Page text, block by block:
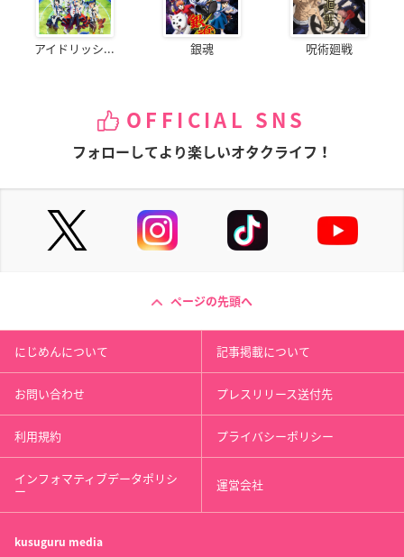
アイドリッシ... 銀魂 呪術廻戦
OFFICIAL SNS
フォローしてより楽しいオタクライフ！
ページの先頭へ
にじめんについて 記事掲載について
お問い合わせ プレスリリース送付先
利用規約 プライバシーポリシー
インフォマティブデータポリシ
ー 運営会社
kusuguru media